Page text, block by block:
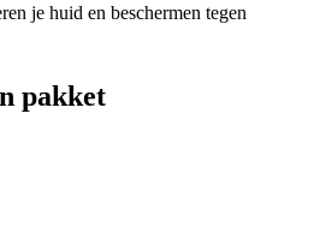
je huid en beschermen tegen
pakket